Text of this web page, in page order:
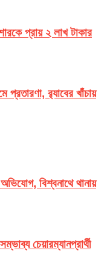
প্রায় ২ লাখ টাকার
প্রতারণা, র‌্যাবের খাঁচায়
বিশ্বনাথে থানায়
চেয়ারম্যানপ্রার্থী